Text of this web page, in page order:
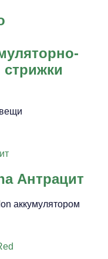
Антрацит
аккумулятором